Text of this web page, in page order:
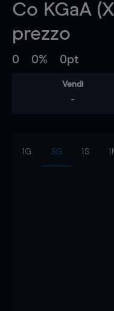
Co KGaA
prezzo
0 0% 0pt
Vendi
-
1G 3G 1S